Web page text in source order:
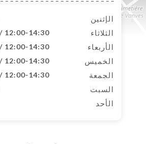
الإثنين
الثلاثاء 12:00-14:30 / 19:15-22:00
الأربعاء 12:00-14:30 / 19:15-22:00
الخميس 12:00-14:30 / 19:15-22:00
الجمعة 12:00-14:30 / 19:15-22:00
السبت
الأحد